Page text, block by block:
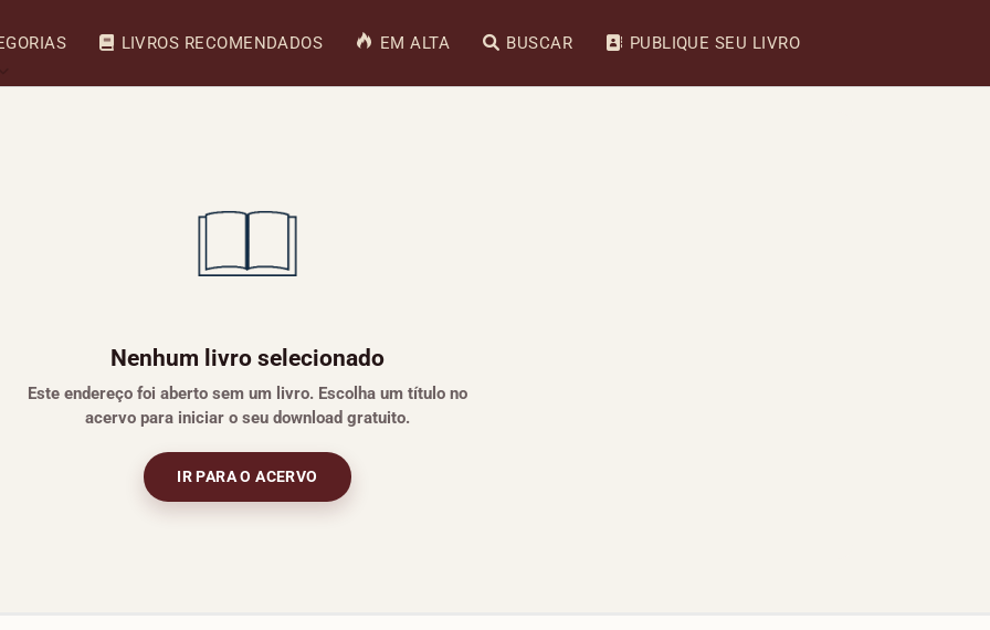
LIVROS RECOMENDADOS EM ALTA BUSCAR PUBLIQUE SEU LIVRO
Nenhum livro selecionado
Este endereço foi aberto sem um livro. Escolha um título no
acervo para iniciar o seu download gratuito.
IR PARA O ACERVO